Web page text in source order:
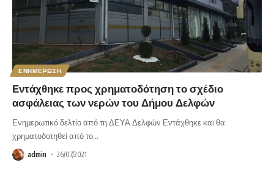
ΕΝΗΜΕΡΩΣΗ
Εντάχθηκε προς χρηματοδότηση το σχέδιο
ασφάλειας των νερών του Δήμου Δελφών
Ενημερωτικό δελτίο από τη ΔΕΥΑ Δελφών Εντάχθηκε και θα
χρηματοδοτηθεί από το…
admin 26/07/2021